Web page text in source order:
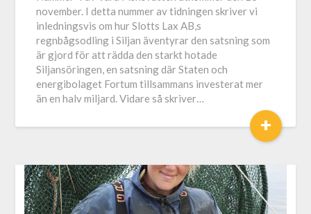
november. I detta nummer av tidningen skriver vi
inledningsvis om hur Slotts Lax AB,s
regnbågsodling i Siljan äventyrar den satsning som
är gjord för att rädda den starkt hotade
Siljansöringen, en satsning där Staten och
energibolaget Fortum tillsammans investerat mer
än en halv miljard. Vidare så skriver…
+